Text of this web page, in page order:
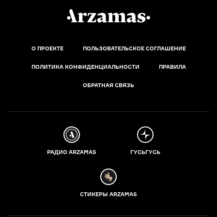
О ПРОЕКТЕ ПОЛЬЗОВАТЕЛЬСКОЕ СОГЛАШЕНИЕ
ПОЛИТИКА КОНФИДЕНЦИАЛЬНОСТИ ПРАВИЛА
ОБРАТНАЯ СВЯЗЬ
РАДИО ARZAMAS ГУСЬГУСЬ
СТИКЕРЫ ARZAMAS